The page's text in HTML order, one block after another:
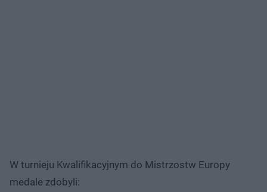
W turnieju Kwalifikacyjnym do Mistrzostw Europy
medale zdobyli: